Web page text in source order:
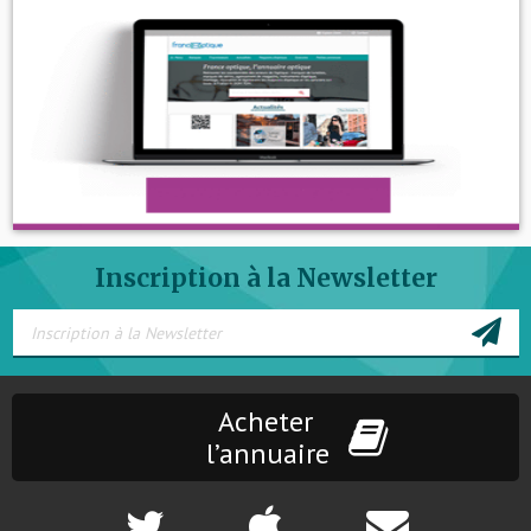
Inscription à la Newsletter
Acheter
l’annuaire